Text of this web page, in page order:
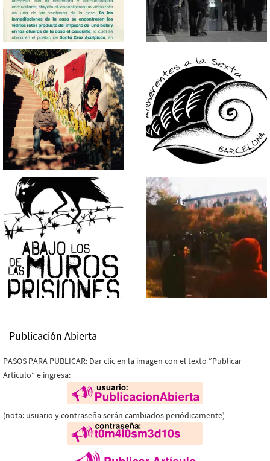
Publicación Abierta
PASOS PARA PUBLICAR: Dar clic en la imagen con el texto “Publicar
Artículo” e ingresa:
(nota: usuario y contraseña serán cambiados periódicamente)